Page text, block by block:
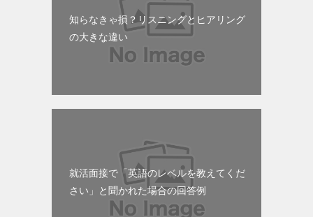
知らなきゃ損？リスニングとヒアリング
の大きな違い
就活面接で「英語のレベルを教えてくだ
さい」と聞かれた場合の回答例